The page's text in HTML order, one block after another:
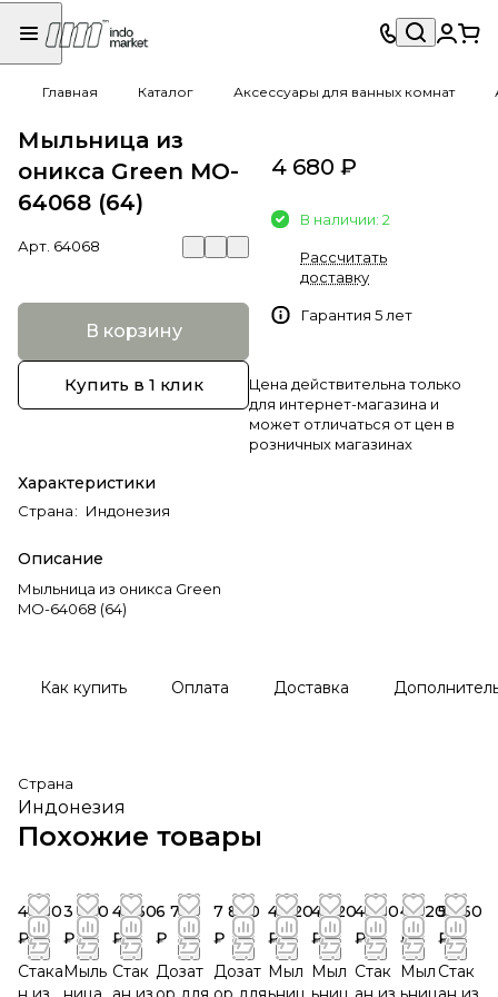
Главная Каталог Аксессуары для ванных комнат
Мыльница из
оникса Green MO-
64068 (64)
Арт. 64068
В корзину
Купить в 1 клик
Характеристики
Страна: Индонезия
Описание
Мыльница из оникса Green
MO-64068 (64)
4 680 ₽
В наличии: 2
Рассчитать
доставку
Гарантия 5 лет
Цена действительна только
для интернет-магазина и
может отличаться от цен в
розничных магазинах
Как купить Оплата Доставка
Страна
Индонезия
Похожие товары
4 560
₽
Стака
3 360
₽
Мыль
4 560
₽
Стак
6 720
₽
Дозат
7 800
₽
Дозат
4 320
₽
Мыл
4 320
₽
Мыл
4 560
₽
Стак
4 320
₽
Мыл
5 760
₽
Стак